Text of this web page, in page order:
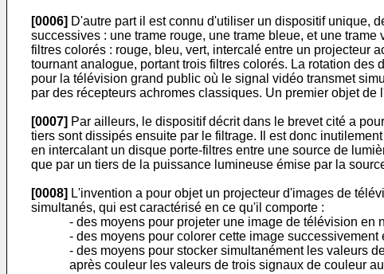
[0006] D'autre part il est connu d'utiliser un dispositif unique,
successives : une trame rouge, une trame bleue, et une
filtres colorés : rouge, bleu, vert, intercalé entre un projecteur
tournant analogue, portant trois filtres colorés. La rotation
pour la télévision grand public où le signal vidéo transmet
par des récepteurs achromes classiques. Un premier objet
[0007] Par ailleurs, le dispositif décrit dans le brevet cité a
tiers sont dissipés ensuite par le filtrage. Il est donc
en intercalant un disque porte-filtres entre une source de
que par un tiers de la puissance lumineuse émise par la
[0008] L'invention a pour objet un projecteur d'images de
simultanés, qui est caractérisé en ce qu'il comporte :
- des moyens pour projeter une image de télévision en
- des moyens pour colorer cette image
- des moyens pour stocker simultanément les valeurs
après couleur les valeurs de trois signaux de couleur